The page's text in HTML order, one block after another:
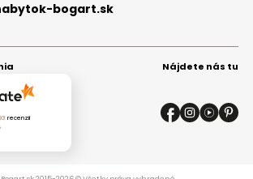
bogart.sk
recenzií
Nájdete nás tu